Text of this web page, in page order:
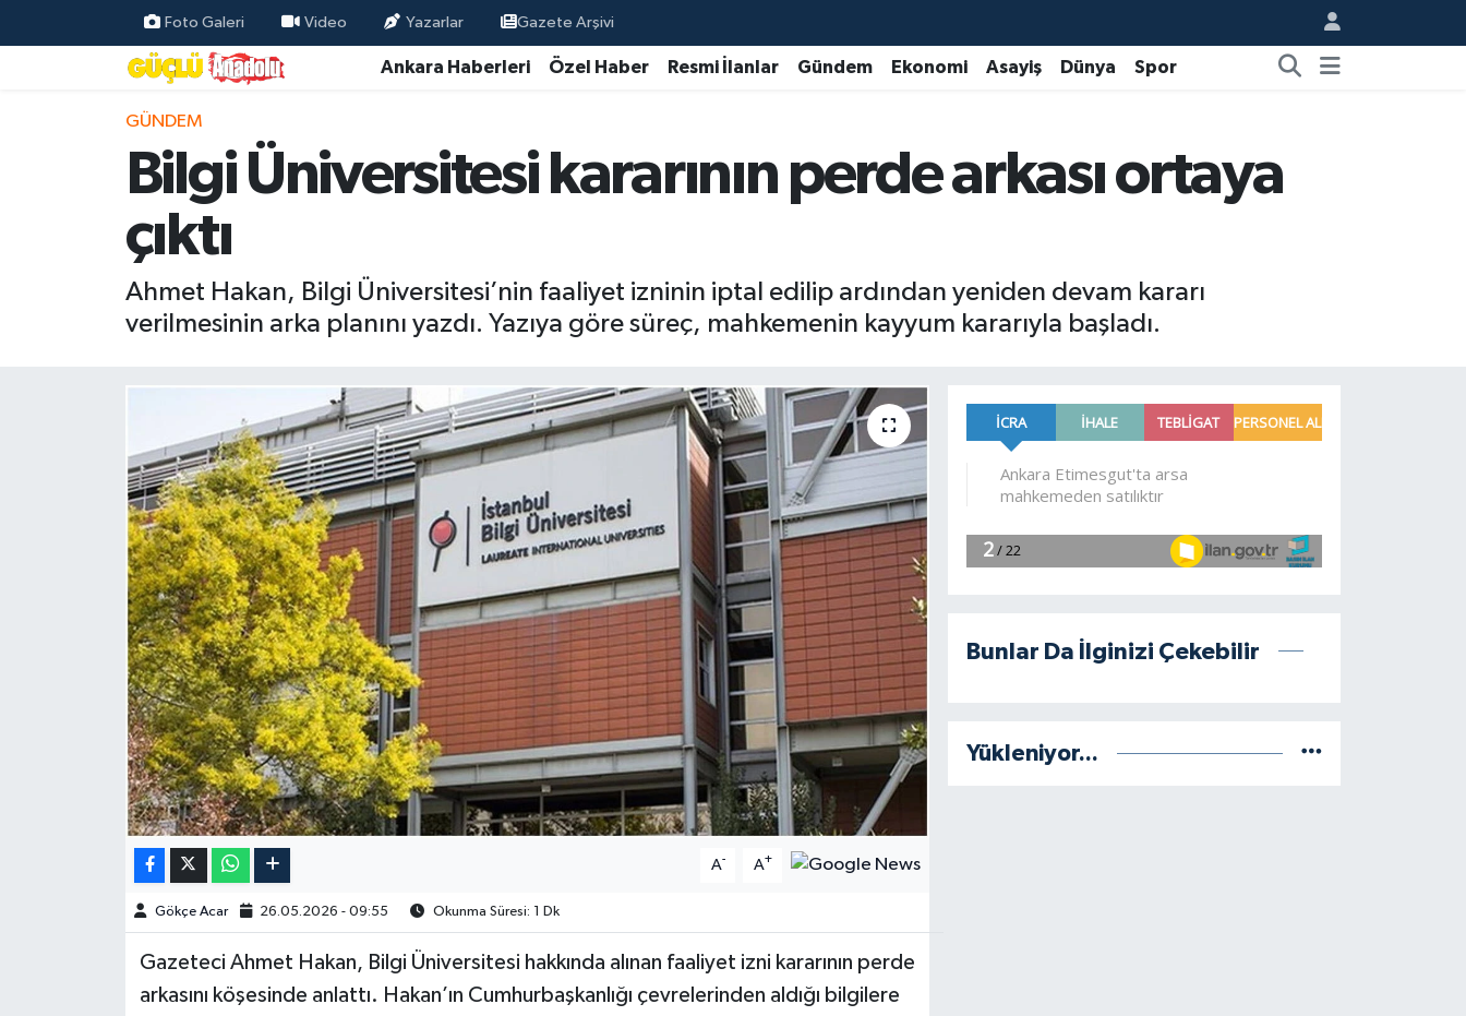
Foto Galeri Video Yazarlar Gazete Arşivi
Ankara Haberleri Özel Haber Resmi İlanlar Gündem Ekonomi Asayiş Dünya Spor
GÜNDEM
Bilgi Üniversitesi kararının perde arkası ortaya
çıktı
Ahmet Hakan, Bilgi Üniversitesi’nin faaliyet izninin iptal edilip ardından yeniden devam kararı
verilmesinin arka planını yazdı. Yazıya göre süreç, mahkemenin kayyum kararıyla başladı.
A- A+
Gökçe Acar 26.05.2026 - 09:55 Okunma Süresi: 1 Dk
Gazeteci Ahmet Hakan, Bilgi Üniversitesi hakkında alınan faaliyet izni kararının perde
arkasını köşesinde anlattı. Hakan’ın Cumhurbaşkanlığı çevrelerinden aldığı bilgilere
Bunlar Da İlginizi Çekebilir
Yükleniyor...
Özel Haber
Resmi İlanlar
Ekonomi
Gündem
Magazin
Burç Yorumları
Hava Durumu
Kim kimdir?
Kültür Sanat